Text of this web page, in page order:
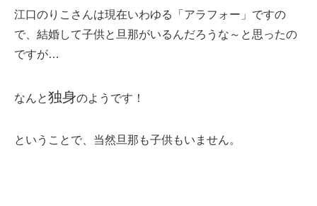
江口のりこさんは現在いわゆる「アラフォー」ですの
で、結婚して子供と旦那がいるんだろうな～と思ったの
ですが…
なんと独身のようです！
ということで、当然旦那も子供もいません。